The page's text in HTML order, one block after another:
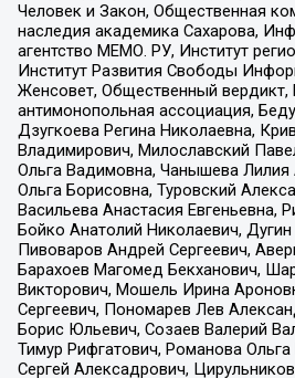
Человек и Закон, Общественная
наследия академика Сахарова,
агентство МЕМО. РУ, Институт
Институт Развития Свободы
Женсовет, Общественный вердикт,
антимонопольная ассоциация,
Дзугкоева Регина Николаевна,
Владимирович, Милославский
Ольга Вадимовна, Чанышева Лилия
Ольга Борисовна, Туровский
Васильева Анастасия Евгеньевна,
Бойко Анатолий Николаевич, Дугин
Пивоваров Андрей Сергеевич,
Барахоев Магомед Бекханович,
Викторович, Мошель Ирина
Сергеевич, Пономарев Лев
Борис Юльевич, Созаев Валерий
Тимур Рифгатович, Романова
Сергей Алексадрович,